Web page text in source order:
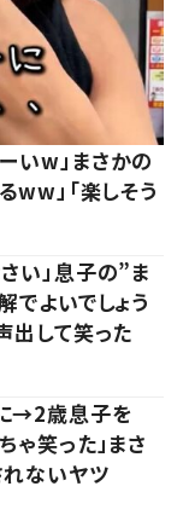
いw」まさかの
ww」「楽しそう
い」息子の”ま
よいでしょう
出して笑った
→2歳息子を
笑った」まさ
ないヤツ